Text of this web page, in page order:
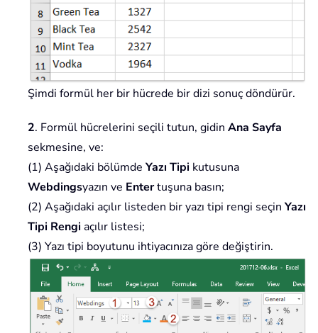
Şimdi formül her bir hücrede bir dizi sonuç döndürür.
2. Formül hücrelerini seçili tutun, gidin Ana Sayfa
sekmesine, ve:
(1) Aşağıdaki bölümde Yazı Tipi kutusuna
Webdingsyazın ve Entertuşuna basın;
(2) Aşağıdaki açılır listeden bir yazı tipi rengi seçin Yazı
Tipi Rengi açılır listesi;
(3) Yazı tipi boyutunu ihtiyacınıza göre değiştirin.